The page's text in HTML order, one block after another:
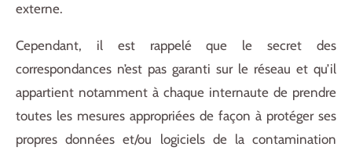
externe.
Cependant, il est rappelé que le secret des
correspondances n’est pas garanti sur le réseau et qu’il
appartient notamment à chaque internaute de prendre
toutes les mesures appropriées de façon à protéger ses
propres données et/ou logiciels de la contamination